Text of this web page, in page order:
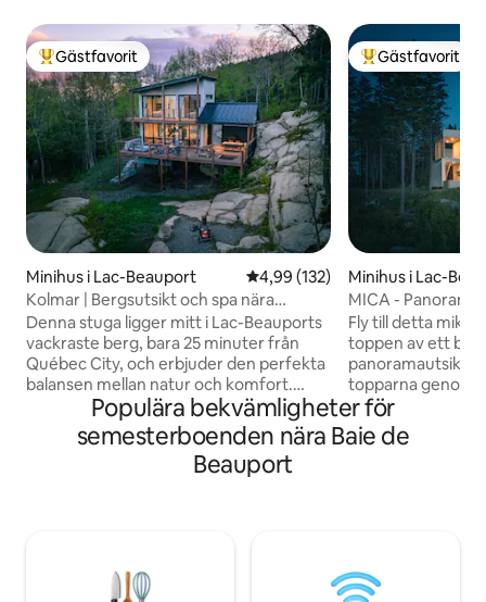
Populär gästfavorit
Gästfavorit
Minihus i Lac-Beauport 4,99 av 5 i genomsnittligt
4,99 (132)
Kolmar | Bergsutsikt och spa nära
Quebec City
Denna stuga ligger mitt i Lac-Beauports
vackraste berg, bara 25 minuter från
Québec City, och erbjuder den perfekta
balansen mellan natur och komfort.
Beläget i Domaine Le Maelström, njut av
aktiviteter som vandring, mountainbike,
snöskor, skidåkning eller yoga på den
rymliga terrassen med en inbyggd
för både äventyr och avkoppling.
Populär
Gästfavorit
Minihus i Lac-
MICA -
Quebec City
Fly till detta
toppen av ett
topparna genom
Koppla av i
oavsett årstid,
vackraste
mytiska staden
världsarvslista.
Populära bekvämligheter för
semesterboenden nära Baie de
Beauport